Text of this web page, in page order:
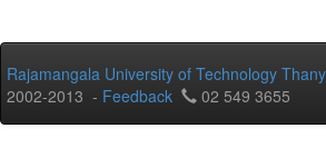
Rajamangala University of Technology
2002-2013 - Feedback 02 549 3655